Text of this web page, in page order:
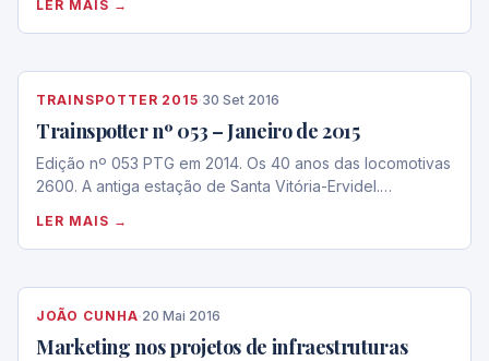
LER MAIS →
TRAINSPOTTER 2015·30 Set 2016
Trainspotter nº 053 – Janeiro de 2015
Edição nº 053 PTG em 2014. Os 40 anos das locomotivas
2600. A antiga estação de Santa Vitória-Ervidel.…
LER MAIS →
JOÃO CUNHA·20 Mai 2016
Marketing nos projetos de infraestruturas